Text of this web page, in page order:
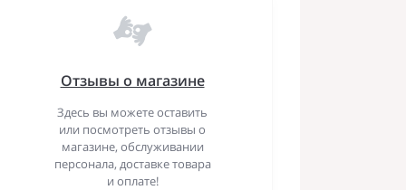
Отзывы о магазине
Здесь вы можете оставить
или посмотреть отзывы о
магазине, обслуживании
персонала, доставке товара
и оплате!